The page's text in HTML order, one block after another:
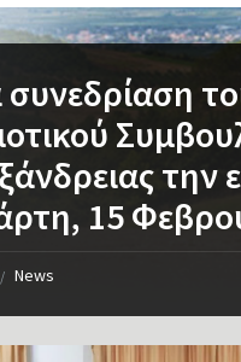
την
15
/ News